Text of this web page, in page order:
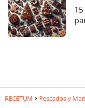
RECETUM Pescados y